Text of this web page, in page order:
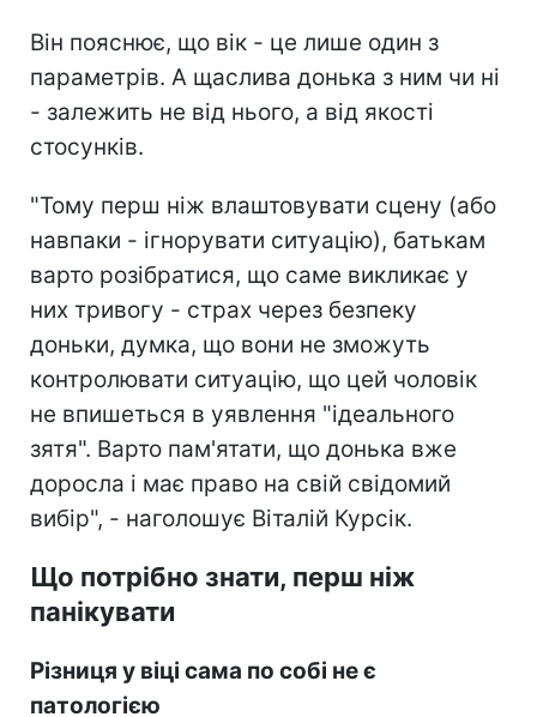
Він пояснює, що вік - це лише один з
параметрів. А щаслива донька з ним чи ні
- залежить не від нього, а від якості
стосунків.
"Тому перш ніж влаштовувати сцену (або
навпаки - ігнорувати ситуацію), батькам
варто розібратися, що саме викликає у
них тривогу - страх через безпеку
доньки, думка, що вони не зможуть
контролювати ситуацію, що цей чоловік
не впишеться в уявлення "ідеального
зятя". Варто пам'ятати, що донька вже
доросла і має право на свій свідомий
вибір", - наголошує Віталій Курсік.
Що потрібно знати, перш ніж
панікувати
Різниця у віці сама по собі не є
патологією